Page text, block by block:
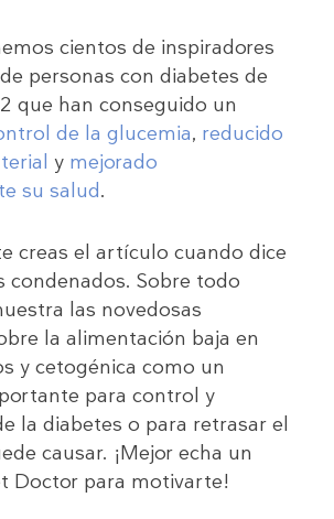
cientos de inspiradores
de personas con diabetes de
que han conseguido un
de la glucemia, reducido
y mejorado
su salud.
creas el artículo cuando dice
condenados. Sobre todo
las novedosas
la alimentación baja en
y cetogénica como un
para control y
la diabetes o para retrasar el
causar. ¡Mejor echa un
Doctor para motivarte!